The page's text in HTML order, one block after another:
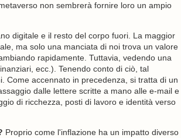
non sembrerà fornire loro un ampio
digitale e il resto del corpo fuori. La maggior
ma solo una manciata di noi trova un valore
rapidamente. Tuttavia, vedendo una
ecc.). Tenendo conto di ciò, tal
Come accennato in precedenza, si tratta di un
dalle lettere scritte a mano alle e-mail e
di ricchezza, posti di lavoro e identità verso
Proprio come l'inflazione ha un impatto diverso